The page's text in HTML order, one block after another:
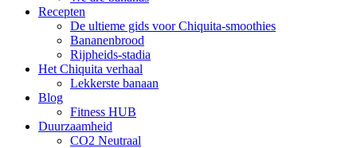
Recepten
De ultieme gids voor Chiquita-smoothies
Bananenbrood
Rijpheids-stadia
Het Chiquita verhaal
Lekkerste banaan
Blog
Fitness HUB
Duurzaamheid
CO2 Neutraal